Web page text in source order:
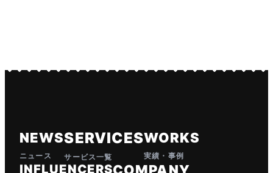
NEWS
ニュース
SERVICES
サービス一覧
WORKS
実績・事例
INFLUENCERS